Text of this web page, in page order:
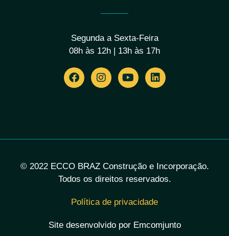
Segunda a Sexta-Feira
08h às 12h | 13h às 17h
© 2022 ECCO BRAZ Construção e Incorporação.
Todos os direitos reservados.
Política de privacidade
Site desenvolvido por Emcomjunto